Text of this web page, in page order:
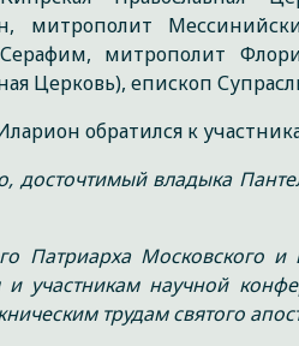
митрополит
митрополит
Церковь), епископ
обратился к
досточтимый владыка
Патриарха Московского и
и участникам научной
трудам святого